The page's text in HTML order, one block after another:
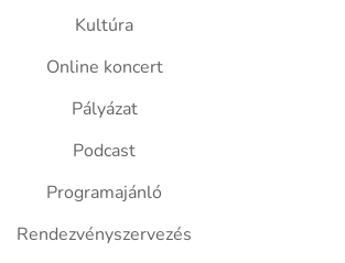
Kultúra
Online koncert
Pályázat
Podcast
Programajánló
Rendezvényszervezés